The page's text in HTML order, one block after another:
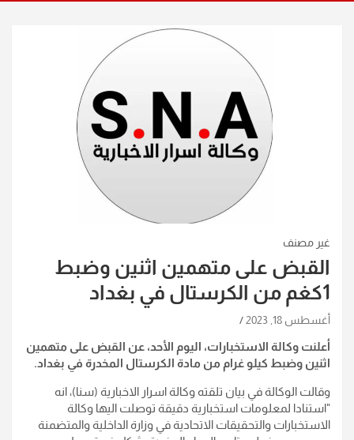
غير مصنف
القبض على متهمين اثنين وضبط
1كغم من الكرستال في بغداد
أغسطس 18, 2023
أعلنت وكالة الاستخبارات، اليوم الأحد، عن القبض على متهمين
اثنين وضبط كيلو غرام من مادة الكرستال المخدرة في بغداد.
وقالت الوكالة في بيان تلقته وكالة اسرار الاخبارية (سنا)، انه
"استنادا لمعلومات استخبارية دقيقة توصلت اليها وكالة
الاستخبارات والتحقيقات الاتحادية في وزارة الداخلية والمتضمنة